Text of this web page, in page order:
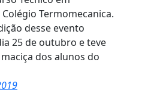
Termomecanica.
desse evento
25 de outubro e teve
dos alunos do